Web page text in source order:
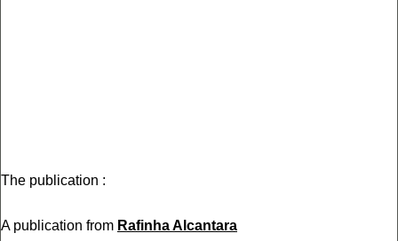
The publication :
A publication from Rafinha Alcantara